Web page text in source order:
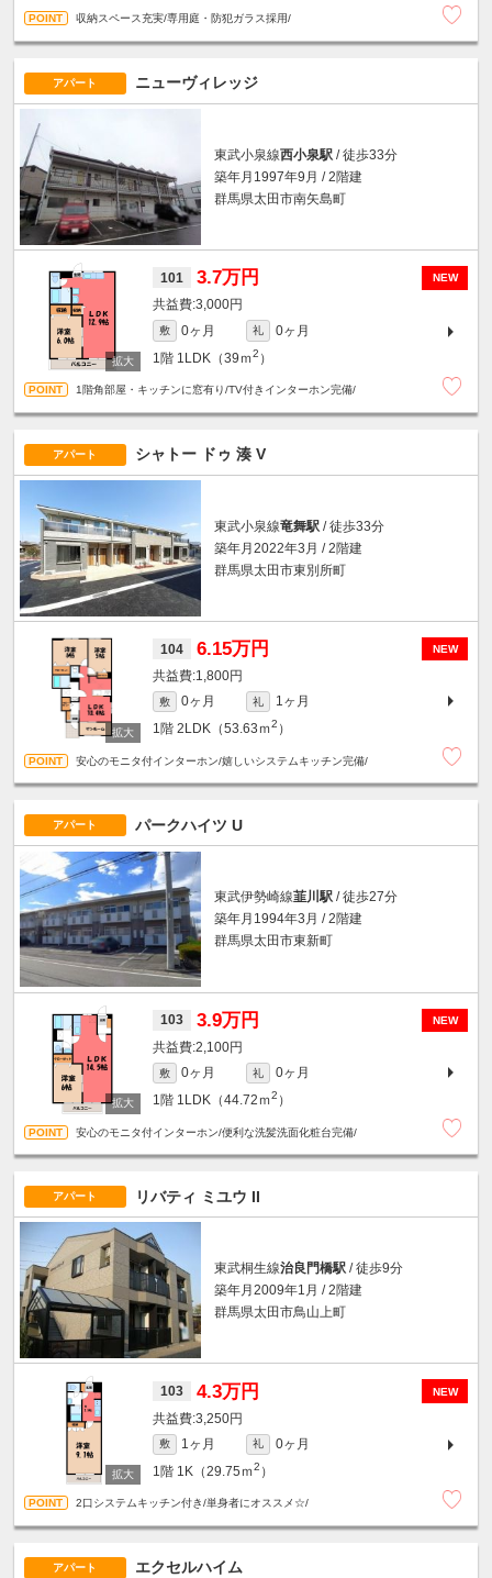
収納スペース充実/専用庭・防犯ガラス採用/
アパート ニューヴィレッジ
東武小泉線西小泉駅 / 徒歩33分
築年月1997年9月 / 2階建
群馬県太田市南矢島町
NEW
101 3.7万円
3,000円
敷 0ヶ月 礼
0ヶ月
1階 1LDK（39ｍ2 ）
1階角部屋・キッチンに窓有り/TV付きインターホン完備/
アパート シャトー ドゥ 湊 V
東武小泉線竜舞駅 / 徒歩33分
築年月2022年3月 / 2階建
群馬県太田市東別所町
NEW
104 6.15万円
1,800円
敷 0ヶ月 礼
1ヶ月
1階 2LDK（53.63ｍ2 ）
安心のモニタ付インターホン/嬉しいシステムキッチン完備/
アパート パークハイツ U
東武伊勢崎線韮川駅 / 徒歩27分
築年月1994年3月 / 2階建
群馬県太田市東新町
NEW
103 3.9万円
2,100円
敷 0ヶ月 礼
0ヶ月
1階 1LDK（44.72ｍ2 ）
安心のモニタ付インターホン/便利な洗髪洗面化粧台完備/
アパート リバティ ミユウ II
東武桐生線治良門橋駅 / 徒歩9分
築年月2009年1月 / 2階建
群馬県太田市鳥山上町
NEW
103 4.3万円
3,250円
敷 1ヶ月 礼
0ヶ月
1階 1K（29.75ｍ2 ）
2口システムキッチン付き/単身者にオススメ☆/
アパート エクセルハイム